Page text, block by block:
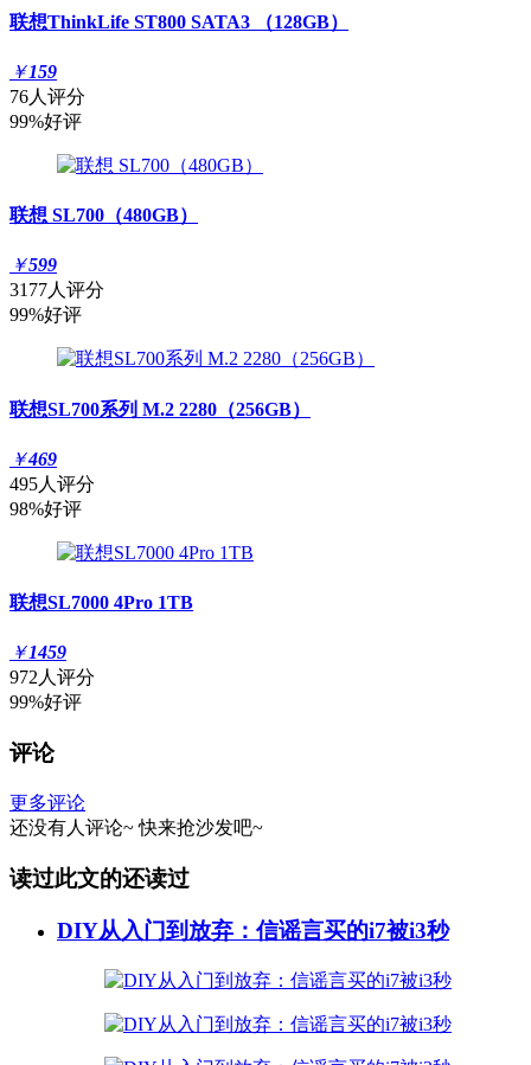
联想ThinkLife ST800 SATA3 （128GB）
￥159
76人评分
99%好评
联想 SL700（480GB）
￥599
3177人评分
99%好评
联想SL700系列 M.2 2280（256GB）
￥469
495人评分
98%好评
联想SL7000 4Pro 1TB
￥1459
972人评分
99%好评
评论
更多评论
还没有人评论~ 快来抢沙发吧~
读过此文的还读过
DIY从入门到放弃：信谣言买的i7被i3秒